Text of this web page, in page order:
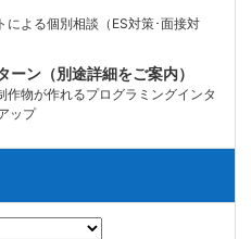
による個別相談（ES対策･面接対
ン（別途詳細をご案内）
作物が作れるプログラミングインタ
ップ